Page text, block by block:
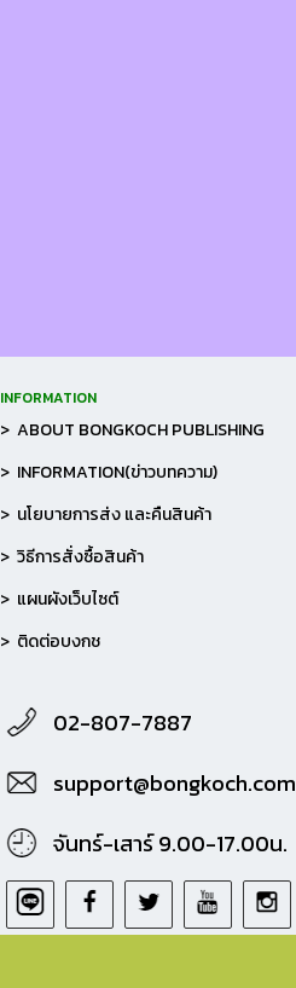
INFORMATION
> ABOUT BONGKOCH PUBLISHING
> INFORMATION(ข่าวบทความ)
> นโยบายการส่ง และคืนสินค้า
> วิธีการสั่งซื้อสินค้า
> แผนผังเว็บไซต์
> ติดต่อบงกช
02-807-7887
support@bongkoch.com
จันทร์-เสาร์ 9.00-17.00น.